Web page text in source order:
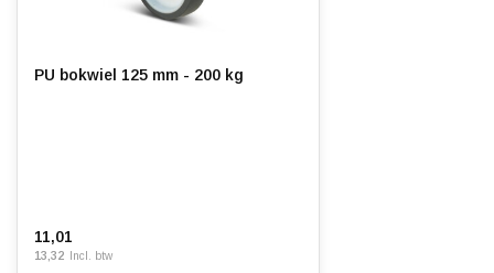
PU bokwiel 125 mm - 200 kg
11,01
13,32 Incl. btw